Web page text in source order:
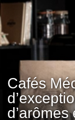
Cafés